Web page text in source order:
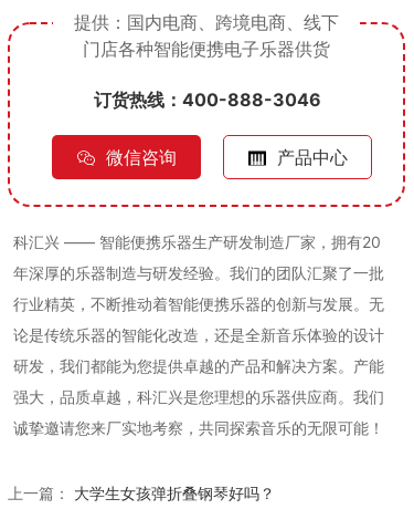
订货热线：400-888-3046
微信咨询 产品中心
提供：国内电商、跨境电商、线下
门店各种智能便携电子乐器供货
上一篇： 大学生女孩弹折叠钢琴好吗？
科汇兴 —— 智能便携乐器生产研发制造厂家，拥有20
年深厚的乐器制造与研发经验。我们的团队汇聚了一批
行业精英，不断推动着智能便携乐器的创新与发展。无
论是传统乐器的智能化改造，还是全新音乐体验的设计
研发，我们都能为您提供卓越的产品和解决方案。产能
强大，品质卓越，科汇兴是您理想的乐器供应商。我们
诚挚邀请您来厂实地考察，共同探索音乐的无限可能！